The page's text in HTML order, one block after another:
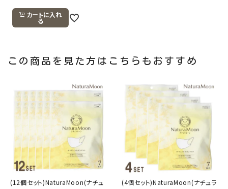
カートに入れ
る
この商品を見た方はこちらもおすすめ
(12個セット)NaturaMoon(ナチュ
(4個セット)NaturaMoon(ナチュラ